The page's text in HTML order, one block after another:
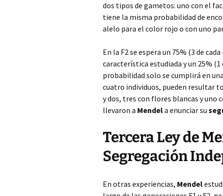
dos tipos de gametos: uno con el
tiene la misma probabilidad de
alelo para el color rojo o con uno
En la F2 se espera un 75% (3 de
característica estudiada y un 25%
probabilidad solo se cumplirá en
cuatro individuos, pueden resultar
y dos, tres con flores blancas y uno
llevaron a Mendela enunciar su
Tercera Ley de
Segregación
En otras experiencias, Mendel